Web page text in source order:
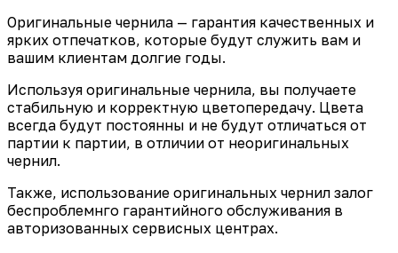
Оригинальные чернила — гарантия качественных и
ярких отпечатков, которые будут служить вам и
вашим клиентам долгие годы.
Используя оригинальные чернила, вы получаете
стабильную и корректную цветопередачу. Цвета
всегда будут постоянны и не будут отличаться от
партии к партии, в отличии от неоригинальных
чернил.
Также, использование оригинальных чернил залог
беспроблемнго гарантийного обслуживания в
авторизованных сервисных центрах.